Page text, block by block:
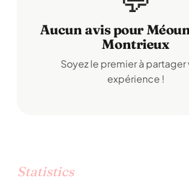
Aucun avis pour
Montrieux
Soyez le premier à partager
expérience !
Statistics